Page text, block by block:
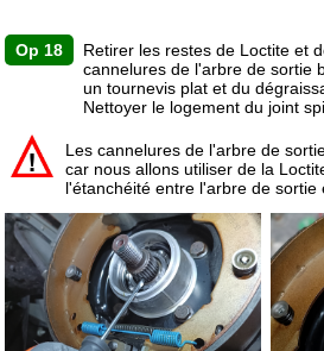
Op 18
Retirer les restes de Loctite et
cannelures de l'arbre de sortie
un tournevis plat et du
Nettoyer le logement du joint spi.
Les cannelures de l'arbre de
car nous allons utiliser de la
l'étanchéité entre l'arbre de sortie